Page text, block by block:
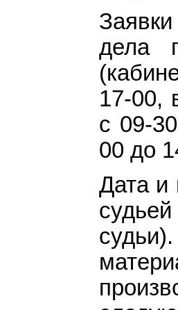
дела
17-00,
с 09-
00 до
Дата и